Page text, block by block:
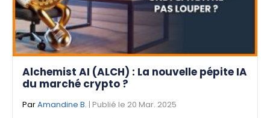
Alchemist AI (ALCH) : La nouvelle pépite IA
du marché crypto ?
ParAmandine B. | Publié le 20 Mar. 2025